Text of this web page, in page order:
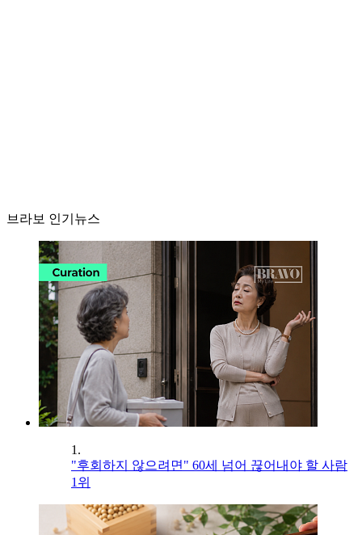
브라보 인기뉴스
1.
"후회하지 않으려면" 60세 넘어 끊어내야 할 사람
1위